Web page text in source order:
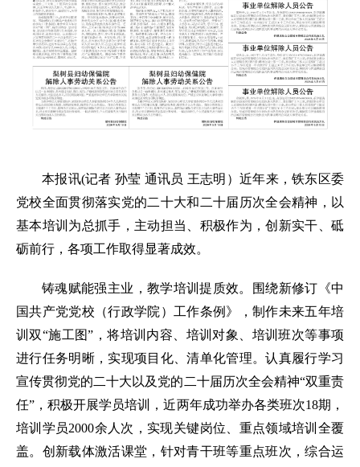
本报讯(记者 孙莹 通讯员 王志明）近年来，铁东区委
党校全面贯彻落实党的二十大和二十届历次全会精神，以
基本培训为总抓手，主动担当、积极作为，创新实干、砥
砺前行，各项工作取得显著成效。
铸魂赋能强主业，教学培训提质效。围绕新修订《中
国共产党党校（行政学院）工作条例》，制作未来五年培
训双“施工图”，将培训内容、培训对象、培训班次等事项
进行任务明晰，实现项目化、清单化管理。认真履行学习
宣传贯彻党的二十大以及党的二十届历次全会精神“双重责
任”，积极开展学员培训，近两年成功举办各类班次18期，
培训学员2000余人次，实现关键岗位、重点领域培训全覆
盖。创新载体激活课堂，针对青干班等重点班次，综合运